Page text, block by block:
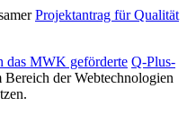
Projektantrag für Qualität
das MWK geförderte Q-Plus-
der Webtechnologien